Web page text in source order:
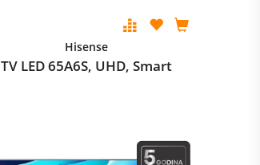
Hisense
TV LED 65A6S, UHD, Smart